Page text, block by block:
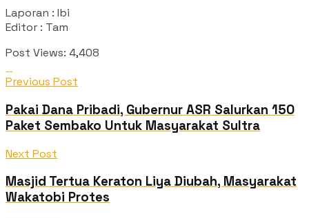
Laporan : Ibi
Editor : Tam
Post Views: 4,408
Previous Post
Pakai Dana Pribadi, Gubernur ASR Salurkan 150
Paket Sembako Untuk Masyarakat Sultra
Next Post
Masjid Tertua Keraton Liya Diubah, Masyarakat
Wakatobi Protes